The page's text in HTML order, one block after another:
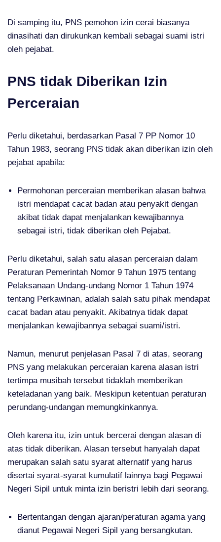
Di samping itu, PNS pemohon izin cerai biasanya
dinasihati dan dirukunkan kembali sebagai suami istri
oleh pejabat.
PNS tidak Diberikan Izin
Perceraian
Perlu diketahui, berdasarkan Pasal 7 PP Nomor 10
Tahun 1983, seorang PNS tidak akan diberikan izin oleh
pejabat apabila:
Permohonan perceraian memberikan alasan bahwa
istri mendapat cacat badan atau penyakit dengan
akibat tidak dapat menjalankan kewajibannya
sebagai istri, tidak diberikan oleh Pejabat.
Perlu diketahui, salah satu alasan perceraian dalam
Peraturan Pemerintah Nomor 9 Tahun 1975 tentang
Pelaksanaan Undang-undang Nomor 1 Tahun 1974
tentang Perkawinan, adalah salah satu pihak mendapat
cacat badan atau penyakit. Akibatnya tidak dapat
menjalankan kewajibannya sebagai suami/istri.
Namun, menurut penjelasan Pasal 7 di atas, seorang
PNS yang melakukan perceraian karena alasan istri
tertimpa musibah tersebut tidaklah memberikan
keteladanan yang baik. Meskipun ketentuan peraturan
perundang-undangan memungkinkannya.
Oleh karena itu, izin untuk bercerai dengan alasan di
atas tidak diberikan. Alasan tersebut hanyalah dapat
merupakan salah satu syarat alternatif yang harus
disertai syarat-syarat kumulatif lainnya bagi Pegawai
Negeri Sipil untuk minta izin beristri lebih dari seorang.
Bertentangan dengan ajaran/peraturan agama yang
dianut Pegawai Negeri Sipil yang bersangkutan.